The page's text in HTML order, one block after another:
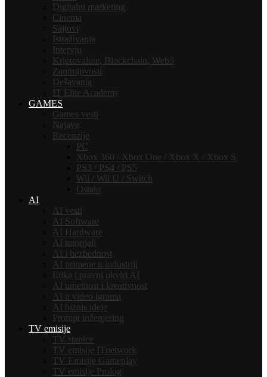
Digitalni marketing
Cinema
Sajtovi
Istraživanja
Intervju
Kriptovalute, Blockchain, Web3
Zanimljivosti
Dešavanja
IT Elite Academy
GAMES
Games vesti
Najave
Recenzije
PC
Xbox 360 / Xbox One / Xbox X / Xbox S
PS3 / PS4 / PS5
Wii / Wii U / Switch
Ostalo
AI
AI vesti
AI Software
AI Hardware
AI tutorijali
AI i bezbednost
AI primene u industriji
Etika i pravni okviri AI
AI umetnost i kreativnost
AI u video igrama
AI biznis ideje
Prompt inženjering
TV emisije
TV stanice
TV emisije ITnetwork
TV Emisije Gameplay
TV emisije Prolog